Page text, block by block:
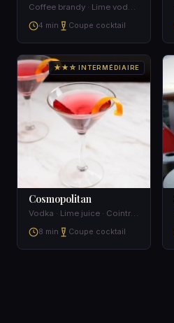
Coffee brandy · Lime vodka · Sherry
4 min
Coupe cocktail
★★☆ INTERMÉDIAIRE
Cosmopolitan
Vodka · Lime juice · Cointreau · Cranberry juice
8 min
Coupe cocktail